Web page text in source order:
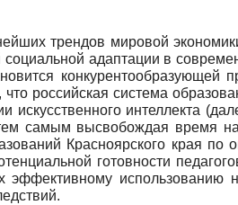
трендов мировой
адаптации в
конкурентообразующей
российская система
интеллекта
самым высвобождая время
Красноярского края по
готовности
использованию